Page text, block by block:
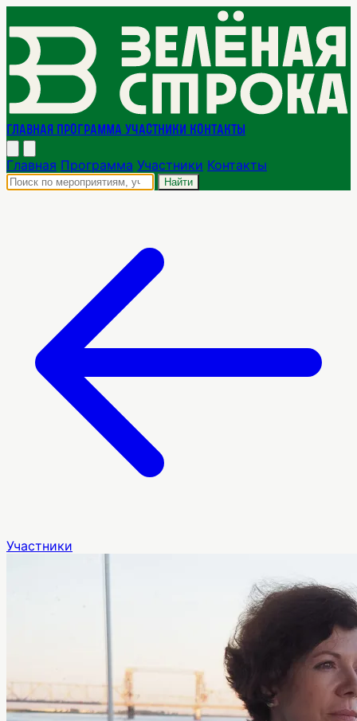
Главная Программа Участники Контакты
Главная Программа Участники Контакты
Найти
Участники